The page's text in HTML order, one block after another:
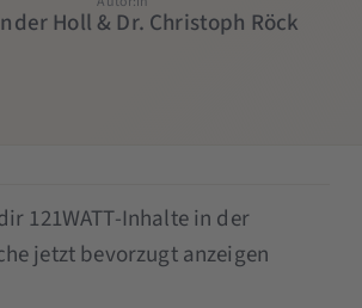
Holl & Dr. Christoph Röck
121WATT-Inhalte in der
jetzt bevorzugt anzeigen